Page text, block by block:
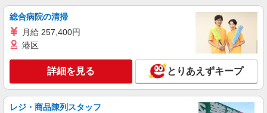
派遣社員
株式会社kotrio /●OK-H-1828956
赤磐市＊サ高住STAFF＊曜日不問・週3〜
時給1450円〜2062円 ＜日払い有/週払い有/交
通費全支給(ガソリン代含む)＞
赤磐市 瀬戸駅周辺
総合病院の清掃
月給 257,400円
港区
詳細を見る とりあえずキープ
レジ・商品陳列スタッフ